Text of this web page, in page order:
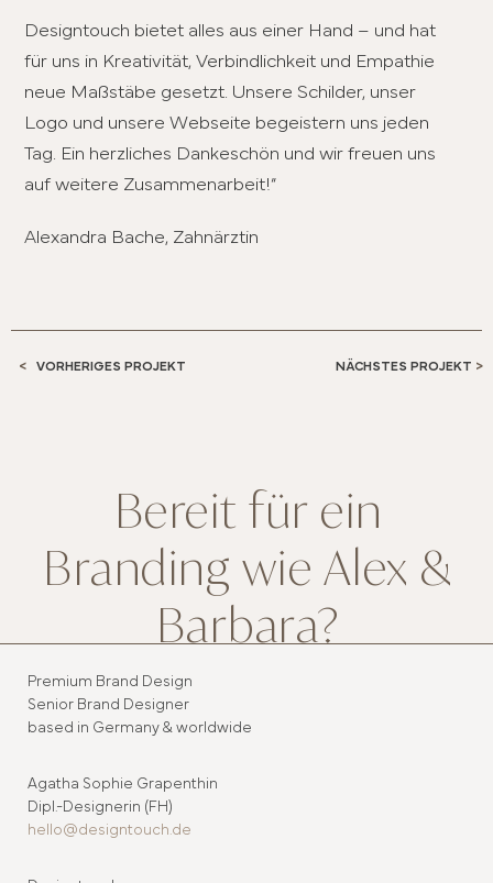
Designtouch bietet alles aus einer Hand – und hat
für uns in Kreativität, Verbindlichkeit und Empathie
neue Maßstäbe gesetzt. Unsere Schilder, unser
Logo und unsere Webseite begeistern uns jeden
Tag. Ein herzliches Dankeschön und wir freuen uns
auf weitere Zusammenarbeit!“
Alexandra Bache, Zahnärztin
<VORHERIGES PROJEKT NÄCHSTES PROJEKT >
Bereit für ein
Branding wie Alex &
Barbara?
ICH BUCHE JETZT
Premium Brand Design
Senior Brand Designer
based in Germany & worldwide
Agatha Sophie Grapenthin
Dipl.-Designerin (FH)
hello@designtouch.de